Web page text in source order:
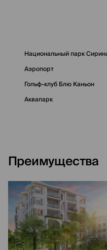
Национальный парк
Аэропорт
Гольф-клуб Блю Каньон
Аквапарк
Преимущества